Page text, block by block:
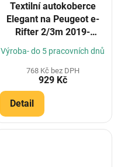
Textilní autokoberce
Elegant na Peugeot e-
Rifter 2/3m 2019-
(Konfigurátor)
Výroba- do 5 pracovních dnů
768 Kč bez DPH
929 Kč
Detail